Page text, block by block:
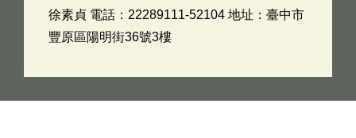
徐素貞 電話：22289111-52104 地址：臺中市
豐原區陽明街36號3樓